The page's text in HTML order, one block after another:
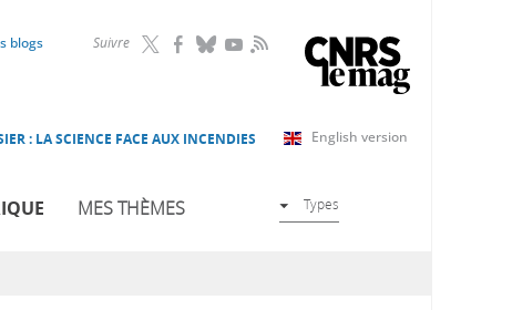
Suivre RSS
blogs
English version
: LA SCIENCE FACE AUX INCENDIES
MES THÈMES Types